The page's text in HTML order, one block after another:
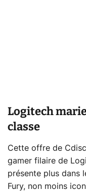
Logitech
classe
Cette offre de
gamer filaire de
présente plus dans
Fury, non moins